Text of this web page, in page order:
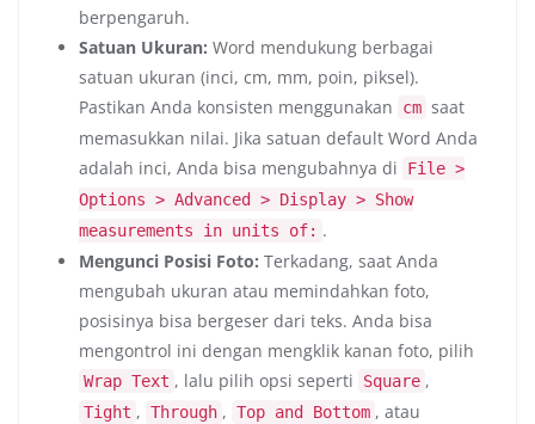
berpengaruh.
Satuan Ukuran: Word mendukung berbagai
satuan ukuran (inci, cm, mm, poin, piksel).
Pastikan Anda konsisten menggunakan
cm saat
memasukkan nilai. Jika satuan default Word Anda
adalah inci, Anda bisa mengubahnya di
File >
Options > Advanced > Display > Show
measurements in units of: .
Mengunci Posisi Foto: Terkadang, saat Anda
mengubah ukuran atau memindahkan foto,
posisinya bisa bergeser dari teks. Anda bisa
mengontrol ini dengan mengklik kanan foto, pilih
Wrap Text , lalu pilih opsi seperti Square ,
Tight , Through , Top and Bottom , atau